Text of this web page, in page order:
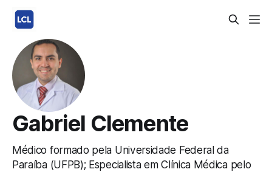
Gabriel Clemente
Médico formado pela Universidade Federal da
Paraíba (UFPB); Especialista em Clínica Médica pelo